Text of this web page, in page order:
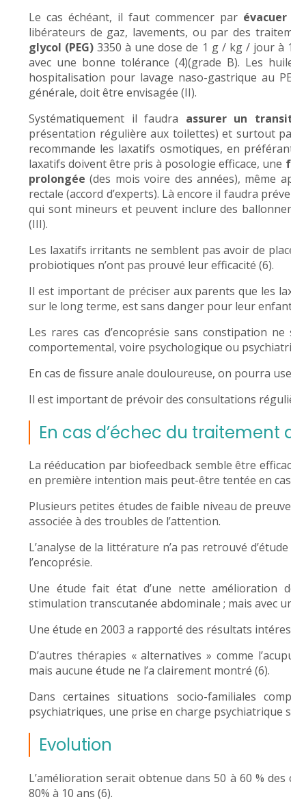
Le cas échéant, il faut commencer par
libérateurs de gaz, lavements, ou par des
glycol (PEG) 3350 à une dose de 1 g / kg / jour à
avec une bonne tolérance (4)(grade B). Les
hospitalisation pour lavage naso-gastrique au
générale, doit être envisagée (II).
Systématiquement il faudra assurer un
présentation régulière aux toilettes) et surtout
recommande les laxatifs osmotiques, en
laxatifs doivent être pris à posologie efficace, une
prolongée(des mois voire des années), même
rectale (accord d’experts). Là encore il faudra
qui sont mineurs et peuvent inclure des
(III).
Les laxatifs irritants ne semblent pas avoir de
probiotiques n’ont pas prouvé leur efficacité (6).
Il est important de préciser aux parents que les
sur le long terme, est sans danger pour leur
Les rares cas d’encoprésie sans constipation
comportemental, voire psychologique ou
En cas de fissure anale douloureuse, on pourra
Il est important de prévoir des consultations
En cas d’échec du
La rééducation par biofeedback semble être
en première intention mais peut-être tentée en
Plusieurs petites études de faible niveau de
associée à des troubles de l’attention.
L’analyse de la littérature n’a pas retrouvé
l’encoprésie.
Une étude fait état d’une nette amélioration
stimulation transcutanée abdominale ; mais avec
Une étude en 2003 a rapporté des résultats
D’autres thérapies « alternatives » comme
mais aucune étude ne l’a clairement montré (6).
Dans certaines situations socio-familiales
psychiatriques, une prise en charge psychiatrique
Evolution
L’amélioration serait obtenue dans 50 à 60 %
80% à 10 ans (6).